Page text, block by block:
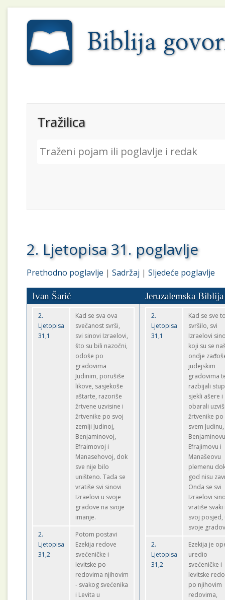
Tražilica
2. Ljetopisa 31. poglavlje
Prethodno poglavlje |Sadržaj |Sljedeće poglavlje
Ivan Šarić Jeruzalemska Biblija
2.
Ljetopisa
31,1
Kad se sva ova
svečanost svrši,
svi sinovi Izraelovi,
što su bili nazočni,
odoše po
gradovima
Judinim, porušiše
likove, sasjekoše
aštarte, razoriše
žrtvene uzvisine i
žrtvenike po svoj
zemlji Judinoj,
Benjaminovoj,
Efraimovoj i
Manasehovoj, dok
sve nije bilo
uništeno. Tada se
vratiše svi sinovi
Izraelovi u svoje
gradove na svoje
imanje.
2.
Ljetopisa
31,2
Potom postavi
Ezekija redove
svećeničke i
levitske po
redovima njihovim
- svakog svećenika
i Levita u
2.
Ljetopisa
31,1
Kad se sve
svršilo, svi
Izraelovi
koji su se
ondje
judejskim
gradovima
razbijali
sjekli ašere i
obarali
žrtvenike po
svem Judinu,
Efrajimovu i
Manašeovu
plemenu
god nisu
Onda se svi
Izraelovi
vratiše svaki
svoj posjed,
svoje
2.
Ljetopisa
31,2
Ezekija je
uredio
svećeničke i
levitske
po njihovim
redovima,